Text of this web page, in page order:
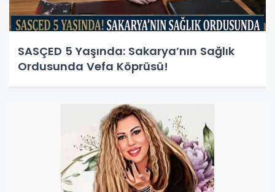
SASÇED 5 Yaşında: Sakarya’nın Sağlık
Ordusunda Vefa Köprüsü!